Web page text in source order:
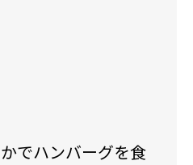
でハンバーグを食